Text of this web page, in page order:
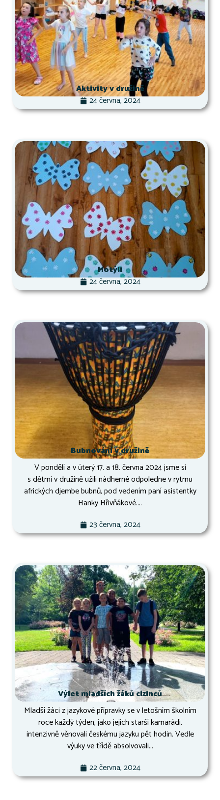
Aktivity v družině
24 června, 2024
Motýli
24 června, 2024
Bubnování v družině
V pondělí a v úterý 17. a 18. června 2024 jsme si
s dětmi v družině užili nádherné odpoledne v rytmu
afrických djembe bubnů, pod vedením paní asistentky
Hanky Hřivňákové....
23 června, 2024
Výlet mladších žáků cizinců
Mladší žáci z jazykové přípravky se v letošním školním
roce každý týden, jako jejich starší kamarádi,
intenzivně věnovali českému jazyku pět hodin. Vedle
výuky ve třídě absolvovali...
22 června, 2024